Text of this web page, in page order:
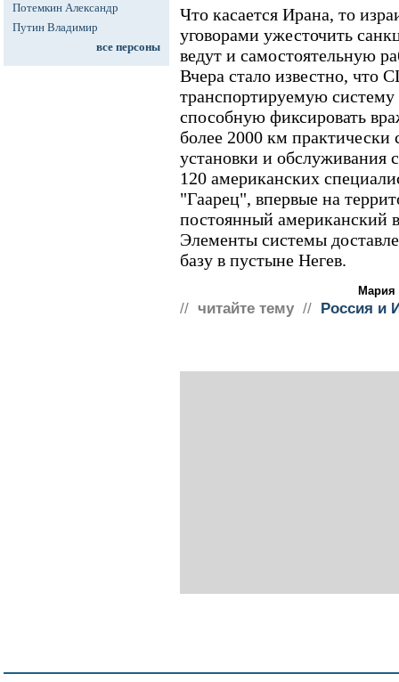
Потемкин Александр
Путин Владимир
все персоны
Что касается Ирана, то
уговорами ужесточить
ведут и самостоятельную
Вчера стало известно, что
транспортируемую
способную фиксировать
более 2000 км практически
установки и обслуживания
120 американских
"Гаарец", впервые на
постоянный американский
Элементы системы
базу в пустыне Негев.
// читайте тему // Россия и